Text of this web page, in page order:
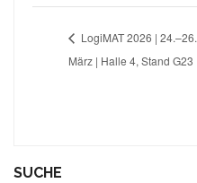
LogiMAT 2026 | 24.–26.
März | Halle 4, Stand G23
SUCHE